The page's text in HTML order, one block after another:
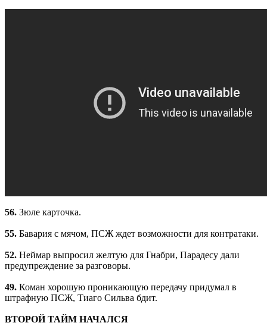
56. Зюле карточка.
55. Бавария с мячом, ПСЖ ждет возможности для контратаки.
52. Неймар выпросил желтую для Гнабри, Парадесу дали
предупреждение за разговоры.
49. Коман хорошую проникающую передачу придумал в
штрафную ПСЖ, Тиаго Сильва бдит.
ВТОРОЙ ТАЙМ НАЧАЛСЯ